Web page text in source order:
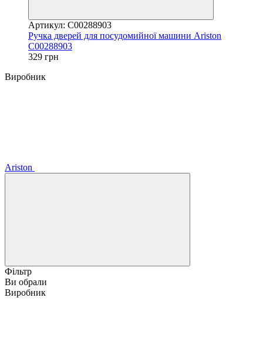
Артикул: C00288903
Ручка дверей для посудомийної машини Ariston
C00288903
329 грн
Виробник
Ariston
Фільтр
Ви обрали
Виробник